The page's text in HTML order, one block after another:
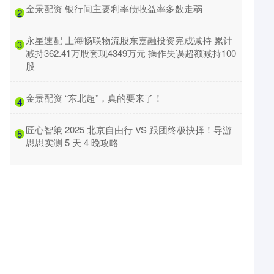
2 ​金景配资 银行间主要利率债收益率多数走弱
3 ​永星速配 上海畅联物流股东嘉融投资完成减持 累计
减持362.41万股套现4349万元 操作失误超额减持100
股
4 ​金景配资 “东北超”，真的要来了！
5 ​匠心智策 2025 北京自由行 VS 跟团终极抉择！导游
思思实测 5 天 4 晚攻略